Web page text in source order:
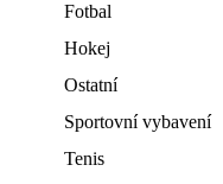
Fotbal
Hokej
Ostatní
Sportovní vybavení
Tenis